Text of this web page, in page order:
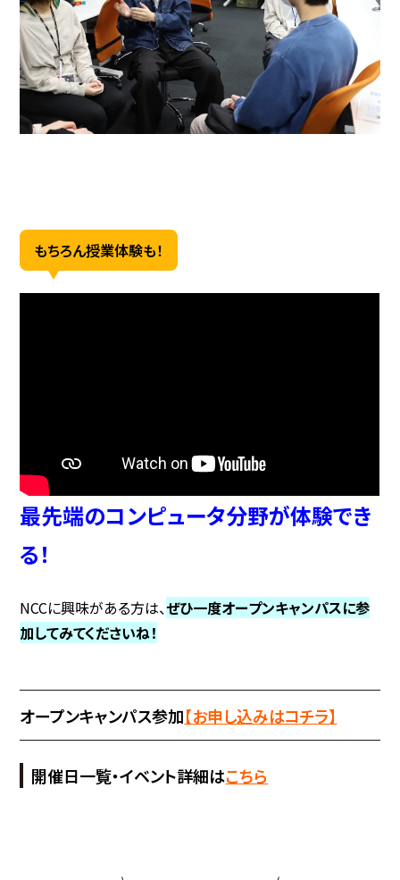
もちろん授業体験も！
最先端のコンピュータ分野が体験でき
る！
NCCに興味がある方は、ぜひ一度オープンキャンパスに参
加してみてくださいね！
オープンキャンパス参加【お申し込みはコチラ】
開催日一覧・イベント詳細はこちら